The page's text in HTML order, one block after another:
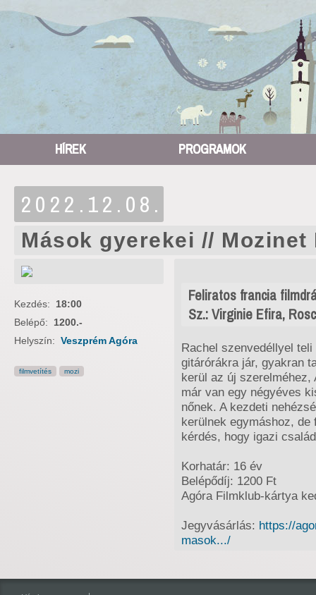
HÍREK PROGRAMOK
2022.12.08.
Mások gyerekei // Mozinet
Feliratos francia
Sz.: Virginie Efira,
Rachel szenvedéllyel
gitárórákra jár, gyakran
kerül az új szerelméhez,
már van egy négyéves
nőnek. A kezdeti
kerülnek egymáshoz,
kérdés, hogy igazi
Korhatár: 16 év
Belépődíj: 1200 Ft
Agóra Filmklub-kártya
Jegyvásárlás: https://
masok.../
Kezdés: 18:00
Belépő: 1200.-
Helyszín: Veszprém Agóra
filmvetítés mozi